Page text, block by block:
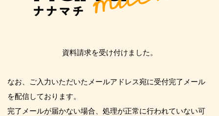
資料請求を受け付けました。
なお、ご入力いただいたメールアドレス宛に受付完了メール
を配信しております。
完了メールが届かない場合、処理が正常に行われていない可